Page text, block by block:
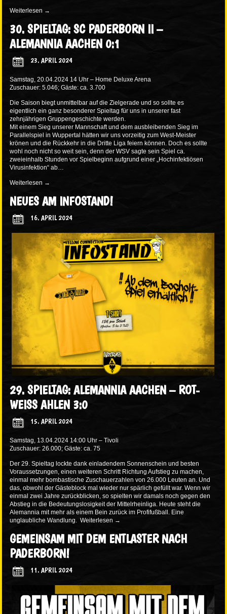
Weiterlesen →
30. SPIELTAG: SC PADERBORN II –
ALEMANNIA AACHEN 0:1
23. APRIL 2024
Samstag, 20.04.2024 14 Uhr – Home Deluxe Arena
Zuschauer: 5.046; Gäste: ca. 3.700
Die Saison biegt unmittelbar auf die Zielgerade und so sollte es
eigentlich ein ganz besonderer Spieltag für uns in unserer fast
zehnjährigen Gruppengeschichte werden.
Mit einem Sieg unserer Mannschaft und dem ausbleibenden Sieg im
Parallelspiel in Wuppertal hätten wir uns vorzeitig zum West-Meister
krönen und die Rückkehr in die Dritte Liga feiern können. Doch es sollte
wohl noch nicht so weit sein, denn der WSV sagte sein Spiel ca.
zweieinhalb Stunden vor Spielbeginn aufgrund einer „Hochinfektiösen
Virusinfektion“ ab…
Weiterlesen →
NEUES AM INFOSTAND!
16. APRIL 2024
29. SPIELTAG: ALEMANNIA AACHEN – ROT-
WEISS AHLEN 3:0
15. APRIL 2024
Samstag, 13.04.2024 14:00 Uhr – Tivoli
Zuschauer: 26.000; Gäste: ca. 75
Der 29. Spieltag lockte dank einladendem Sonnenschein und besten
Voraussetzungen, einen weiteren Schritt Richtung Aufstieg zu machen,
einmal mehr bombastische Zuschauerzahlen von 26.000 Leuten an. Und
das, obwohl der Gästeblock mal wieder nur spärlich gefüllt war. Wenn wir
einmal zwei Jahre zurückblicken, so spielten wir damals noch gegen den
Abstieg in die Bedeutungslosigkeit der Mittelrheinliga. Heute steht die
Alemannia mit mehr als einem Bein zurück im Profifußball. Eine
unglaubliche Wandlung. Weiterlesen →
GEMEINSAM MIT DEM ENTLASTER NACH
PADERBORN!
11. APRIL 2024